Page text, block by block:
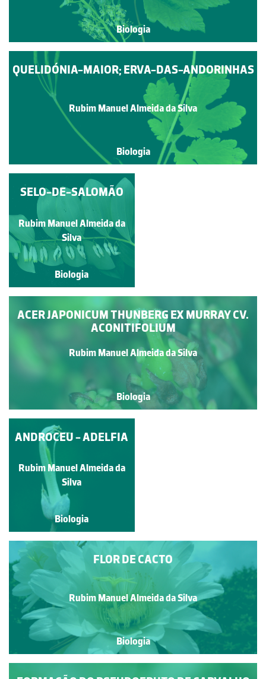
Biologia
QUELIDÓNIA-MAIOR; ERVA-DAS-ANDORINHAS
Rubim Manuel Almeida da Silva
Biologia
MEDICAGO ARABICA
Rubim Manuel Almeida da
Silva
Biologia
SELO-DE-SALOMÃO
Rubim Manuel Almeida da
Silva
Biologia
ACER JAPONICUM THUNBERG EX MURRAY CV.
ACONITIFOLIUM
Rubim Manuel Almeida da Silva
Biologia
FLOR DE CEBOLA-DO-
PERÚ
Rubim Manuel Almeida da
Silva
Biologia
FLOR DE CACTO
Rubim Manuel Almeida da Silva
Biologia
ANDROCEU - ADELFIA
Rubim Manuel Almeida da
Silva
Biologia